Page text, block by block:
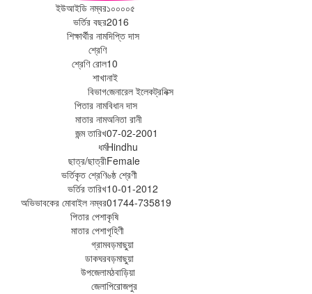
ইউআইডি নম্বর১০০০০৫
ভর্তির বছর2016
শিক্ষার্থীর নামদিপ্তি দাস
শ্রেণি
শ্রেণি রোল10
শাখানাই
বিভাগজেনারেল ইলেকট্রনিক্স
পিতার নামবিধান দাস
মাতার নামঅনিতা রানী
জন্ম তারিখ07-02-2001
ধর্মHindhu
ছাত্র/ছাত্রীFemale
ভর্তিকৃত শ্রেণি৬ষ্ঠ শ্রেণী
ভর্তির তারিখ10-01-2012
অভিভাবকের মোবাইল নম্বর01744-735819
পিতার পেশাকৃষি
মাতার পেশাগৃহিণী
গ্রামবড়মাছুয়া
ডাকঘরবড়মাছুয়া
উপজেলামঠবাড়িয়া
জেলাপিরোজপুর